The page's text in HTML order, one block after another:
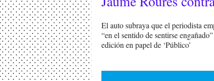
El auto subraya que el periodista
“en el sentido de sentirse
edición en papel de ‘Público’